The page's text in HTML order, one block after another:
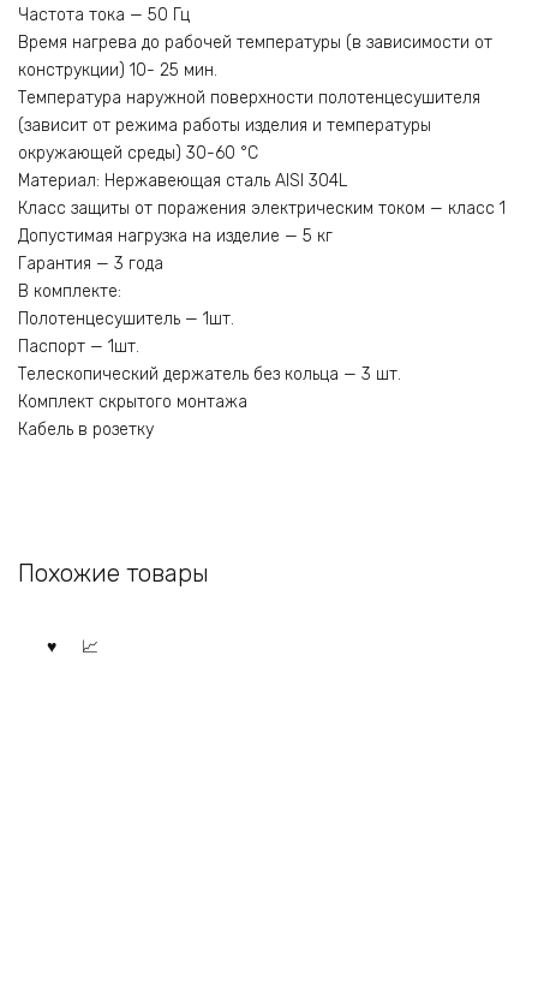
Частота тока — 50 Гц
Время нагрева до рабочей температуры (в зависимости от
конструкции) 10- 25 мин.
Температура наружной поверхности полотенцесушителя
(зависит от режима работы изделия и температуры
окружающей среды) 30-60 °С
Материал: Нержавеющая сталь AISI 304L
Класс защиты от поражения электрическим током — класс 1
Допустимая нагрузка на изделие — 5 кг
Гарантия — 3 года
В комплекте:
Полотенцесушитель — 1шт.
Паспорт — 1шт.
Телескопический держатель без кольца — 3 шт.
Комплект скрытого монтажа
Кабель в розетку
Похожие товары